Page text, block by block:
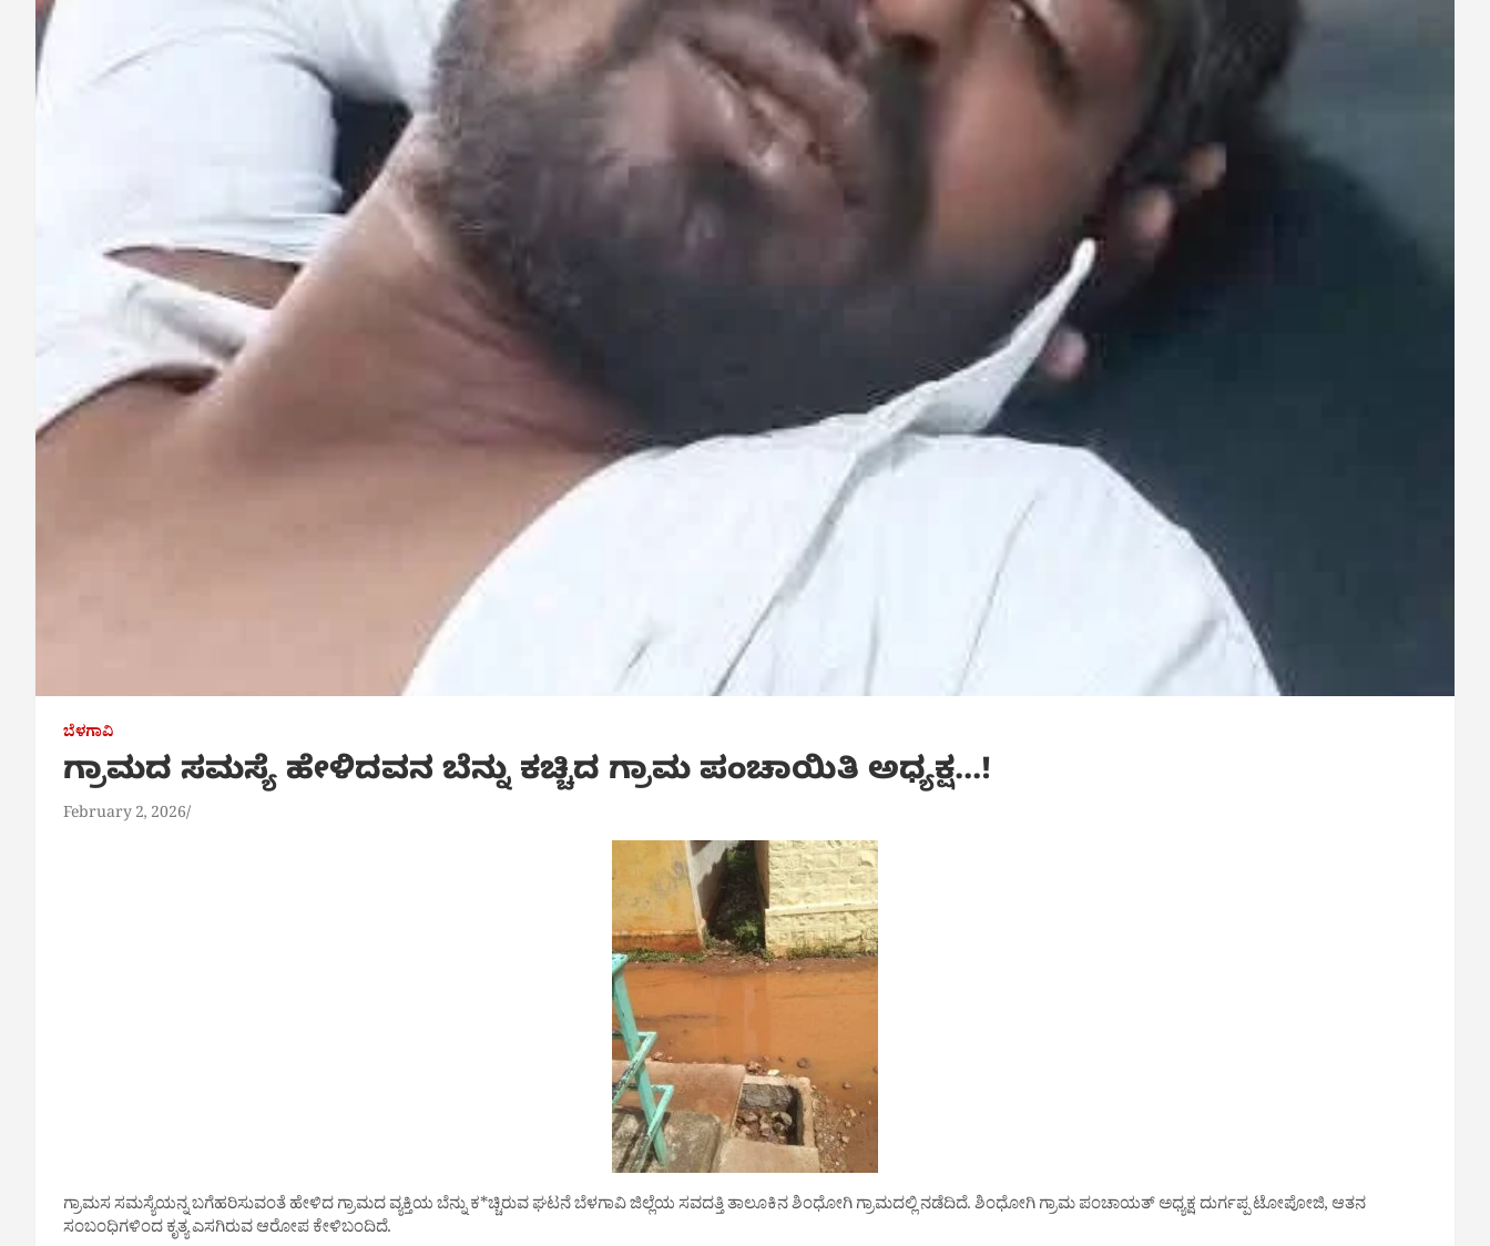
ಬೆಳಗಾವಿ
ಗ್ರಾಮದ ಸಮಸ್ಯೆ ಹೇಳಿದವನ ಬೆನ್ನು ಕಚ್ಚಿದ ಗ್ರಾಮ ಪಂಚಾಯಿತಿ ಅಧ್ಯಕ್ಷ…!
February 2, 2026
ಗ್ರಾಮಸ ಸಮಸ್ಯೆಯನ್ನ ಬಗೆಹರಿಸುವಂತೆ ಹೇಳಿದ ಗ್ರಾಮದ ವ್ಯಕ್ತಿಯ ಬೆನ್ನು ಕ*ಚ್ಚಿರುವ ಘಟನೆ ಬೆಳಗಾವಿ ಜಿಲ್ಲೆಯ ಸವದತ್ತಿ ತಾಲೂಕಿನ ಶಿಂಧೋಗಿ ಗ್ರಾಮದಲ್ಲಿ ನಡೆದಿದೆ. ಶಿಂಧೋಗಿ ಗ್ರಾಮ ಪಂಚಾಯತ್ ಅಧ್ಯಕ್ಷ ದುರ್ಗಪ್ಪ ಟೋಪೋಜಿ, ಆತನ
ಸಂಬಂಧಿಗಳಿಂದ ಕೃತ್ಯ ಎಸಗಿರುವ ಆರೋಪ ಕೇಳಿಬಂದಿದೆ.